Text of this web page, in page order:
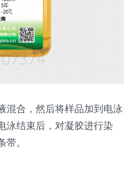
混合，然后将样品加到电泳
泳结束后，对凝胶进行染
带。